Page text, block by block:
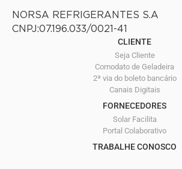
NORSA REFRIGERANTES S.A
CNPJ:07.196.033/0021-41
CLIENTE
Seja Cliente
Comodato de Geladeira
2ª via do boleto bancário
Canais Digitais
FORNECEDORES
Solar Facilita
Portal Colaborativo
TRABALHE CONOSCO